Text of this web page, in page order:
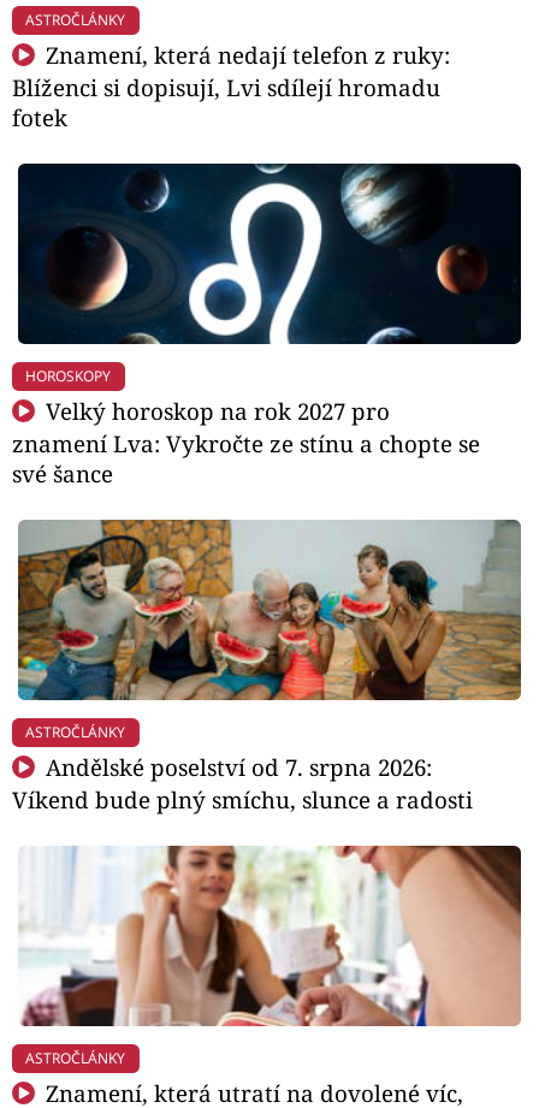
ASTROČLÁNKY
Znamení, která nedají telefon z ruky:
Blíženci si dopisují, Lvi sdílejí hromadu
fotek
HOROSKOPY
Velký horoskop na rok 2027 pro
znamení Lva: Vykročte ze stínu a chopte se
své šance
ASTROČLÁNKY
Andělské poselství od 7. srpna 2026:
Víkend bude plný smíchu, slunce a radosti
ASTROČLÁNKY
Znamení, která utratí na dovolené víc,